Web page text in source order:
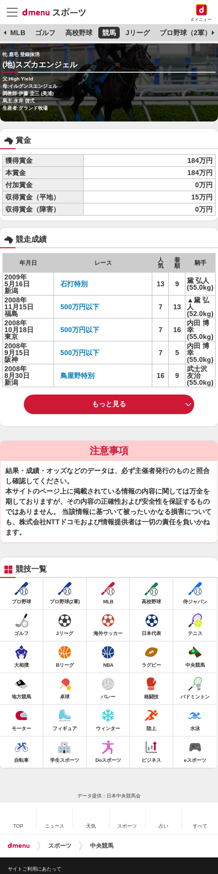
dメニュー
MLB ゴルフ 高校野球 競馬 Jリーグ プロ野球（2軍）
牝 鹿毛 登録抹消
(地)スズカエンジェル
父:High Yield
母:イルグンスエンジェル
調教師:伊藤 圭三 (美浦)
馬主:永井 啓弍
生産者:グランド牧場
賞金
獲得賞金
184万円
本賞金
184万円
付加賞金
0万円
収得賞金（平地）
15万円
収得賞金（障害）
0万円
競走成績
年月日 レース
人
気
着
順
騎手
2009年
5月16日
新潟
石打特別 13 9
黛 弘人
(55.0kg)
2008年
11月15日
福島
500万円以下 7 13
▲黛 弘
人
(52.0kg)
2008年
10月18日
東京
500万円以下 7 16
内田 博
幸
(55.0kg)
2008年
9月15日
阪神
500万円以下 7 5
内田 博
幸
(55.0kg)
2008年
8月30日
新潟
鳥屋野特別 16 9
武士沢
友治
(55.0kg)
もっと見る
注意事項
結果・成績・オッズなどのデータは、必ず主催者発行のものと照合
し確認してください。
本サイトのページ上に掲載されている情報の内容に関しては万全を
期しておりますが、その内容の正確性および安全性を保証するもの
ではありません。 当該情報に基づいて被ったいかなる損害について
も、株式会社NTTドコモおよび情報提供者は一切の責任を負いかね
ます。
競技一覧
プロ野球 プロ野球(2軍) MLB 高校野球 侍ジャパン
ゴルフ Jリーグ 海外サッカー 日本代表 テニス
大相撲 Bリーグ NBA ラグビー 中央競馬
地方競馬 卓球 バレー 格闘技 バドミントン
モーター フィギュア ウィンター 陸上 水泳
自転車 学生スポーツ Doスポーツ ビジネス eスポーツ
データ提供：日本中央競馬会
TOP ニュース 天気 スポーツ 占い すべて
スポーツ 中央競馬
サイトご利用にあたって